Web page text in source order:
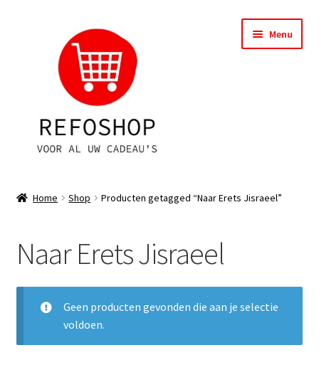
navigatie
Menu
Assortiment
Account
Home Shop Producten getagged “Naar Erets Jisraeel”
Naar Erets Jisraeel
Geen producten gevonden die aan je selectie
voldoen.